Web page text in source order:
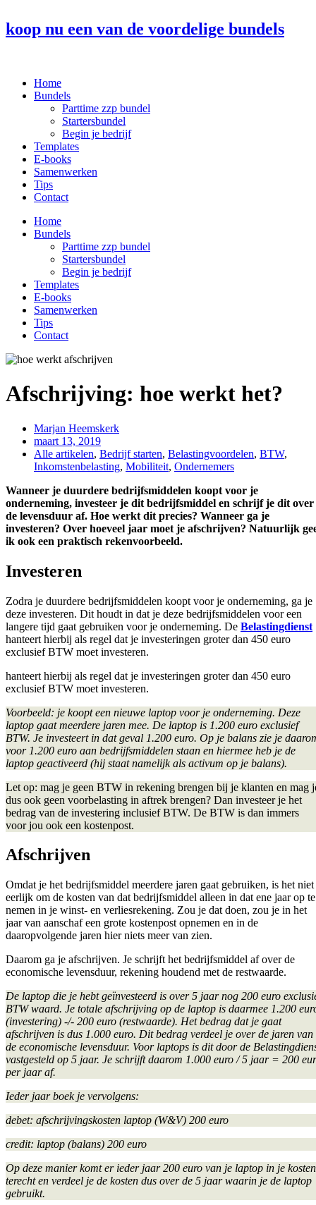
naar
de
koop nu een van de voordelige bundels
Home
Bundels
Parttime zzp bundel
Startersbundel
Begin je bedrijf
Templates
E-books
Samenwerken
Tips
Contact
Home
Bundels
Parttime zzp bundel
Startersbundel
Begin je bedrijf
Templates
E-books
Samenwerken
Tips
Contact
Afschrijving: hoe werkt het?
Marjan Heemskerk
maart 13, 2019
Alle artikelen, Bedrijf starten, Belastingvoordelen, BTW,
Inkomstenbelasting, Mobiliteit, Ondernemers
Wanneer je duurdere bedrijfsmiddelen koopt voor je
onderneming, investeer je dit bedrijfsmiddel en schrijf je dit over
de levensduur af. Hoe werkt dit precies? Wanneer ga je
investeren? Over hoeveel jaar moet je afschrijven? Natuurlijk
ik ook een praktisch rekenvoorbeeld.
Investeren
Zodra je duurdere bedrijfsmiddelen koopt voor je onderneming, ga je
deze investeren. Dit houdt in dat je deze bedrijfsmiddelen voor een
langere tijd gaat gebruiken voor je onderneming. De Belastingdienst
hanteert hierbij als regel dat je investeringen groter dan 450 euro
exclusief BTW moet investeren.
hanteert hierbij als regel dat je investeringen groter dan 450 euro
exclusief BTW moet investeren.
Voorbeeld: je koopt een nieuwe laptop voor je onderneming. Deze
laptop gaat meerdere jaren mee. De laptop is 1.200 euro exclusief
BTW. Je investeert in dat geval 1.200 euro. Op je balans zie je
voor 1.200 euro aan bedrijfsmiddelen staan en hiermee heb je de
laptop geactiveerd (hij staat namelijk als activum op je balans).
Let op: mag je geen BTW in rekening brengen bij je klanten en mag
dus ook geen voorbelasting in aftrek brengen? Dan investeer je het
bedrag van de investering inclusief BTW. De BTW is dan immers
voor jou ook een kostenpost.
Afschrijven
Omdat je het bedrijfsmiddel meerdere jaren gaat gebruiken, is het niet
eerlijk om de kosten van dat bedrijfsmiddel alleen in dat ene jaar op te
nemen in je winst- en verliesrekening. Zou je dat doen, zou je in het
jaar van aanschaf een grote kostenpost opnemen en in de
daaropvolgende jaren hier niets meer van zien.
Daarom ga je afschrijven. Je schrijft het bedrijfsmiddel af over de
economische levensduur, rekening houdend met de restwaarde.
De laptop die je hebt geïnvesteerd is over 5 jaar nog 200 euro
BTW waard. Je totale afschrijving op de laptop is daarmee 1.200
(investering) -/- 200 euro (restwaarde). Het bedrag dat je gaat
afschrijven is dus 1.000 euro. Dit bedrag verdeel je over de jaren van
de economische levensduur. Voor laptops is dit door de
vastgesteld op 5 jaar. Je schrijft daarom 1.000 euro / 5 jaar = 200
per jaar af.
Ieder jaar boek je vervolgens:
debet: afschrijvingskosten laptop (W&V) 200 euro
credit: laptop (balans) 200 euro
Op deze manier komt er ieder jaar 200 euro van je laptop in je kosten
terecht en verdeel je de kosten dus over de 5 jaar waarin je de laptop
gebruikt.